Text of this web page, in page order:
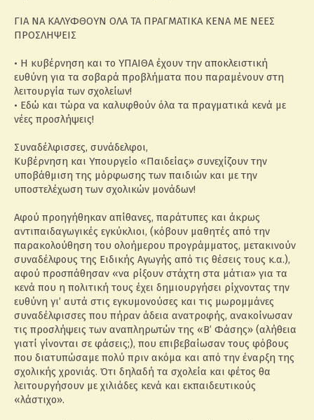
ΓΙΑ ΝΑ ΚΑΛΥΦΘΟΥΝ ΟΛΑ ΤΑ ΠΡΑΓΜΑΤΙΚΑ ΚΕΝΑ ΜΕ ΝΕΕΣ
ΠΡΟΣΛΗΨΕΙΣ
• Η κυβέρνηση και το ΥΠΑΙΘΑ έχουν την αποκλειστική
ευθύνη για τα σοβαρά προβλήματα που παραμένουν στη
λειτουργία των σχολείων!
• Εδώ και τώρα να καλυφθούν όλα τα πραγματικά κενά με
νέες προσλήψεις!
Συναδέλφισσες, συνάδελφοι,
Κυβέρνηση και Υπουργείο «Παιδείας» συνεχίζουν την
υποβάθμιση της μόρφωσης των παιδιών και με την
υποστελέχωση των σχολικών μονάδων!
Αφού προηγήθηκαν απίθανες, παράτυπες και άκρως
αντιπαιδαγωγικές εγκύκλιοι, (κόβουν μαθητές από την
παρακολούθηση του ολοήμερου προγράμματος, μετακινούν
συναδέλφους της Ειδικής Αγωγής από τις θέσεις τους κ.α.),
αφού προσπάθησαν «να ρίξουν στάχτη στα μάτια» για τα
κενά που η πολιτική τους έχει δημιουργήσει ρίχνοντας την
ευθύνη γι’ αυτά στις εγκυμονούσες και τις μωρομμάνες
συναδέλφισσες που πήραν άδεια ανατροφής, ανακοίνωσαν
τις προσλήψεις των αναπληρωτών της «Β’ Φάσης» (αλήθεια
γιατί γίνονται σε φάσεις;), που επιβεβαίωσαν τους φόβους
που διατυπώσαμε πολύ πριν ακόμα και από την έναρξη της
σχολικής χρονιάς. Ότι δηλαδή τα σχολεία και φέτος θα
λειτουργήσουν με χιλιάδες κενά και εκπαιδευτικούς
«λάστιχο».